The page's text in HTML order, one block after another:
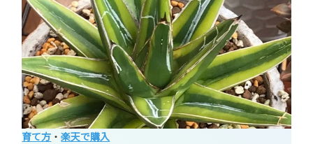
育て方 ・楽天で購入